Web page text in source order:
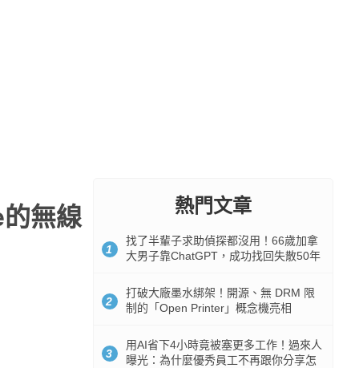
無線
熱門文章
1
找了半輩子求助偵探都沒用！66歲加拿
大男子靠ChatGPT，成功找回失散50年
2
打破大廠墨水綁架！開源、無 DRM 限
制的「Open Printer」概念機亮相
3
用AI省下4小時竟被塞更多工作！過來人
曝光：為什麼優秀員工不再跟你分享怎